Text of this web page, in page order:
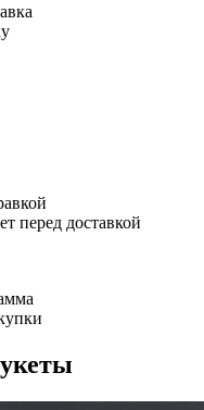
перед доставкой